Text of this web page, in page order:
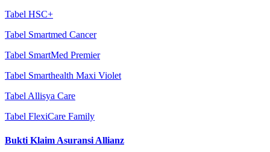
Tabel HSC+
Tabel Smartmed Cancer
Tabel SmartMed Premier
Tabel Smarthealth Maxi Violet
Tabel Allisya Care
Tabel FlexiCare Family
Bukti Klaim Asuransi Allianz